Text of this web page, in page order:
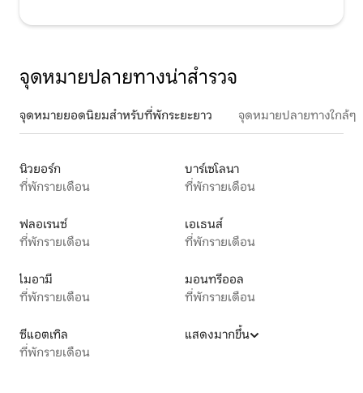
จุดหมายปลายทางน่าสำรวจ
จุดหมายยอดนิยมสำหรับที่พักระยะยาว จุดหมายปลายทางใกล้ๆ
นิวยอร์ก
ที่พักรายเดือน
บาร์เซโลนา
ที่พักรายเดือน
ฟลอเรนซ์
ที่พักรายเดือน
เอเธนส์
ที่พักรายเดือน
ไมอามี
ที่พักรายเดือน
มอนทรีออล
ที่พักรายเดือน
ซีแอตเทิล
ที่พักรายเดือน
แสดงมากขึ้น